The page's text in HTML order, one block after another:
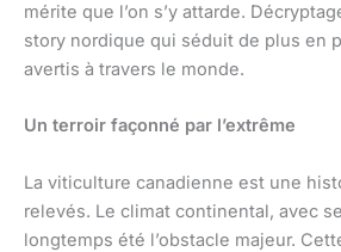
mérite que l’on s’y attarde.
story nordique qui séduit de plus en
avertis à travers le monde.
Un terroir façonné par l’extrême
La viticulture canadienne est une
relevés. Le climat continental, avec
longtemps été l’obstacle majeur.